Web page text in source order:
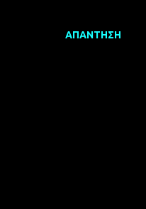
ΑΠΆΝΤΗΣΗ